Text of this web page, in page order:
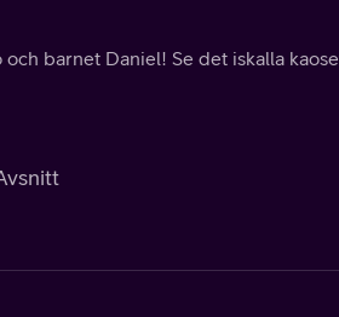
barnet Daniel! Se det iskalla